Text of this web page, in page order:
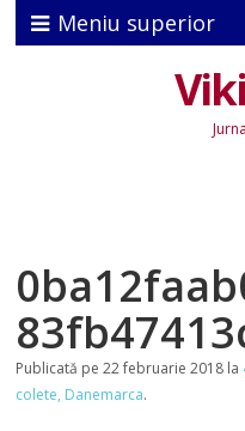
Meniu superior
Publicată pe22 februarie 2018 la
colete, Danemarca.